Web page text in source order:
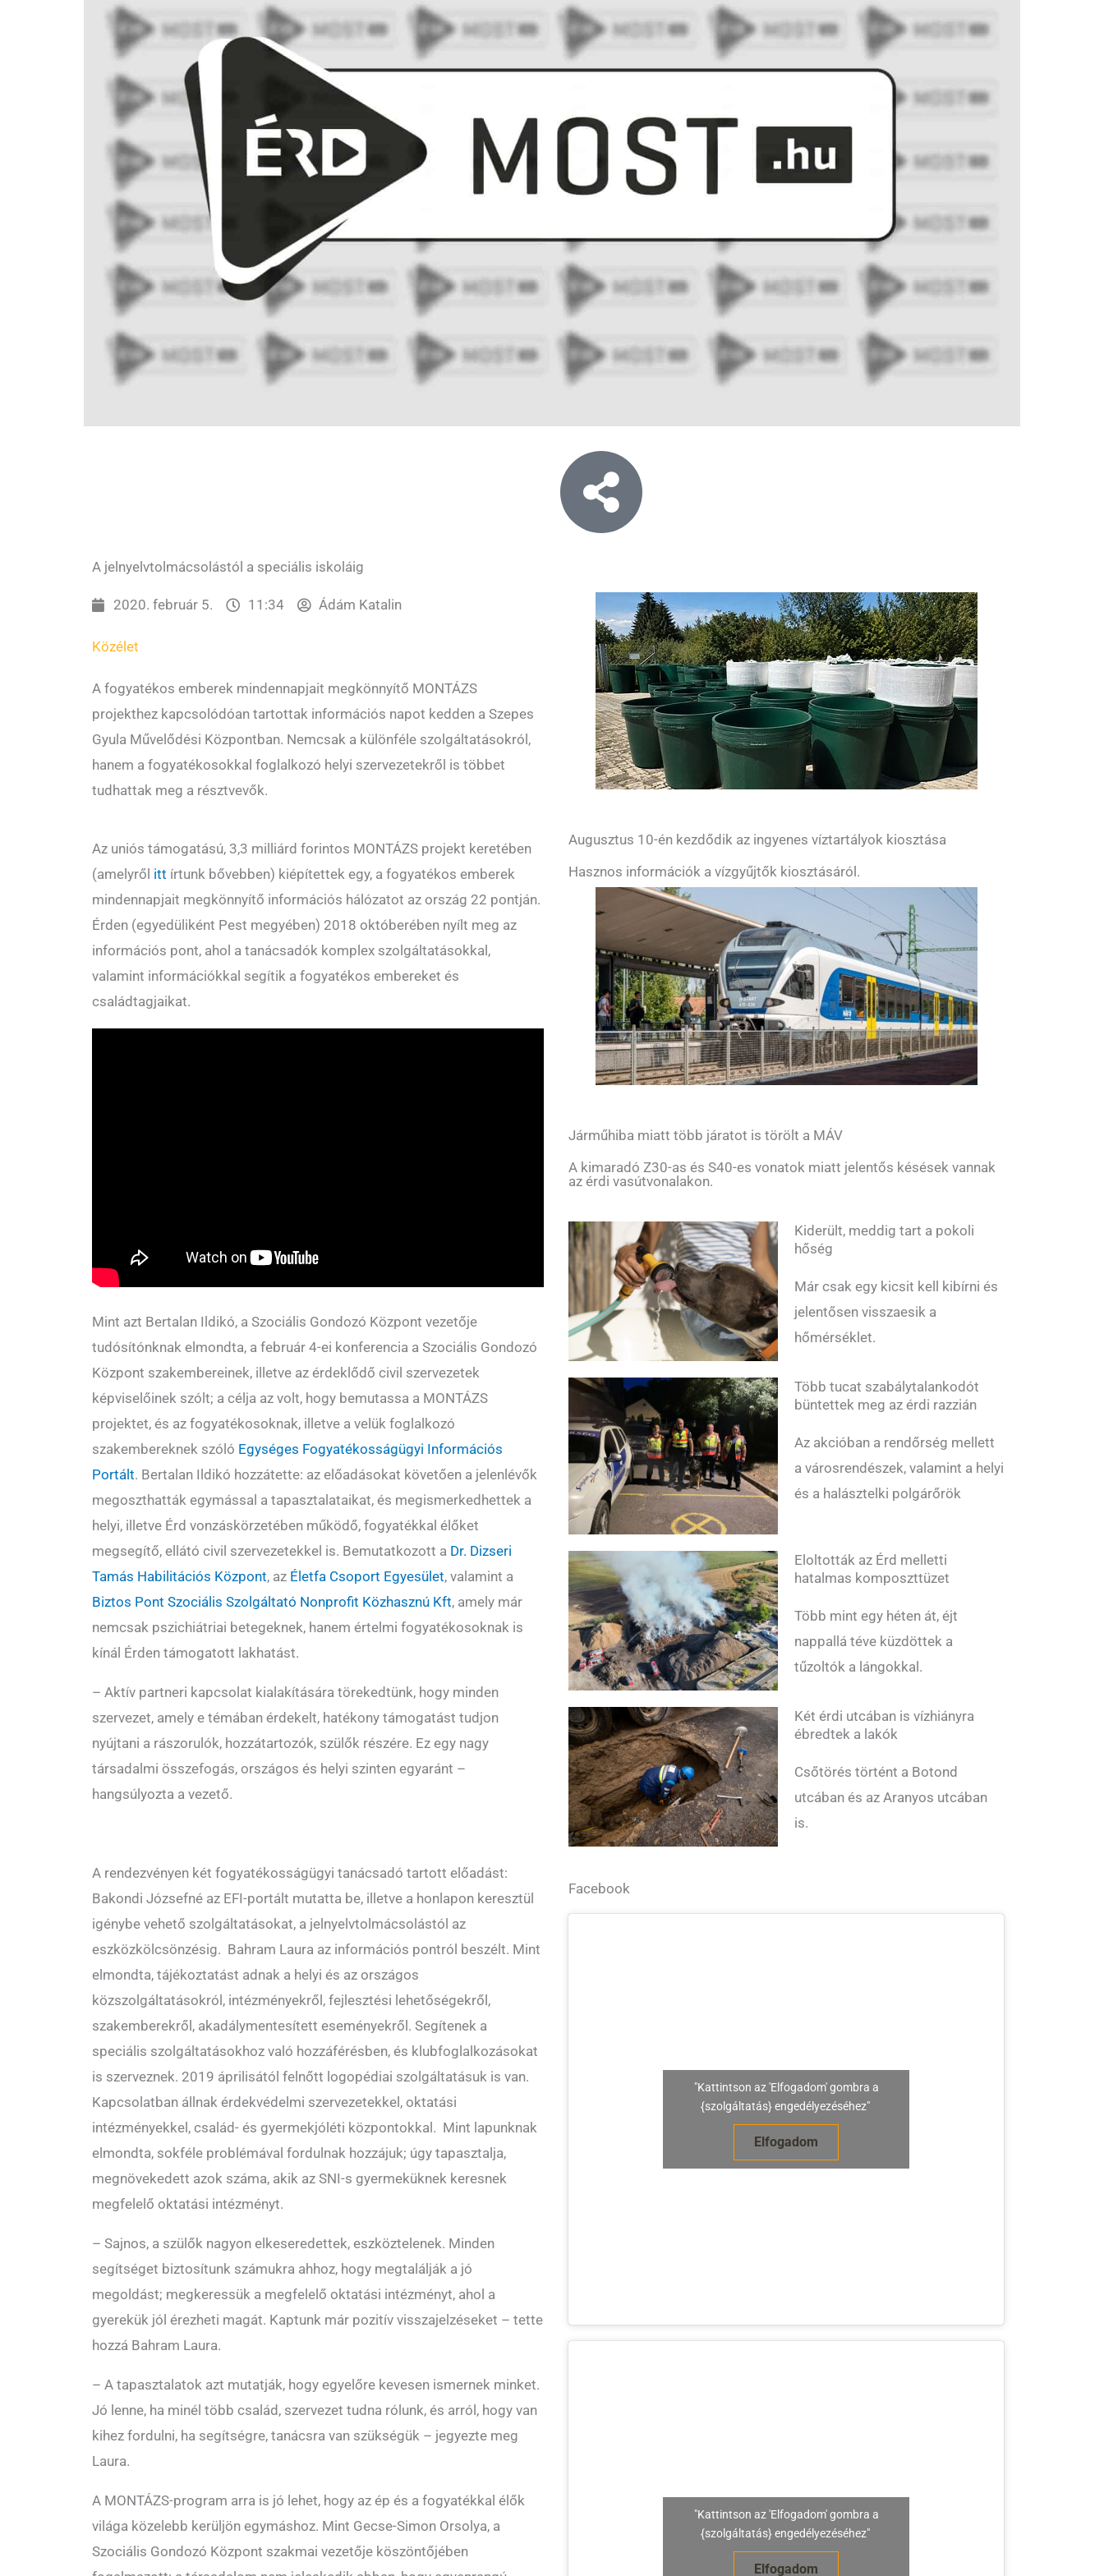
A jelnyelvtolmácsolástól a speciális iskoláig
2020. február 5. 11:34 Ádám Katalin
Közélet
A fogyatékos emberek mindennapjait megkönnyítő MONTÁZS
projekthez kapcsolódóan tartottak információs napot kedden a Szepes
Gyula Művelődési Központban. Nemcsak a különféle szolgáltatásokról,
hanem a fogyatékosokkal foglalkozó helyi szervezetekről is többet
tudhattak meg a résztvevők.
Az uniós támogatású, 3,3 milliárd forintos MONTÁZS projekt keretében
(amelyről itt írtunk bővebben) kiépítettek egy, a fogyatékos emberek
mindennapjait megkönnyítő információs hálózatot az ország 22 pontján.
Érden (egyedüliként Pest megyében) 2018 októberében nyílt meg az
információs pont, ahol a tanácsadók komplex szolgáltatásokkal,
valamint információkkal segítik a fogyatékos embereket és
családtagjaikat.
Mint azt Bertalan Ildikó, a Szociális Gondozó Központ vezetője
tudósítónknak elmondta, a február 4-ei konferencia a Szociális Gondozó
Központ szakembereinek, illetve az érdeklődő civil szervezetek
képviselőinek szólt; a célja az volt, hogy bemutassa a MONTÁZS
projektet, és az fogyatékosoknak, illetve a velük foglalkozó
szakembereknek szóló Egységes Fogyatékosságügyi Információs
Portált. Bertalan Ildikó hozzátette: az előadásokat követően a jelenlévők
megoszthatták egymással a tapasztalataikat, és megismerkedhettek a
helyi, illetve Érd vonzáskörzetében működő, fogyatékkal élőket
megsegítő, ellátó civil szervezetekkel is. Bemutatkozott a Dr. Dizseri
Tamás Habilitációs Központ, az Életfa Csoport Egyesület, valamint a
Biztos Pont Szociális Szolgáltató Nonprofit Közhasznú Kft, amely már
nemcsak pszichiátriai betegeknek, hanem értelmi fogyatékosoknak is
kínál Érden támogatott lakhatást.
– Aktív partneri kapcsolat kialakítására törekedtünk, hogy minden
szervezet, amely e témában érdekelt, hatékony támogatást tudjon
nyújtani a rászorulók, hozzátartozók, szülők részére. Ez egy nagy
társadalmi összefogás, országos és helyi szinten egyaránt –
hangsúlyozta a vezető.
A rendezvényen két fogyatékosságügyi tanácsadó tartott előadást:
Bakondi Józsefné az EFI-portált mutatta be, illetve a honlapon keresztül
igénybe vehető szolgáltatásokat, a jelnyelvtolmácsolástól az
eszközkölcsönzésig. Bahram Laura az információs pontról beszélt. Mint
elmondta, tájékoztatást adnak a helyi és az országos
közszolgáltatásokról, intézményekről, fejlesztési lehetőségekről,
szakemberekről, akadálymentesített eseményekről. Segítenek a
speciális szolgáltatásokhoz való hozzáférésben, és klubfoglalkozásokat
is szerveznek. 2019 áprilisától felnőtt logopédiai szolgáltatásuk is van.
Kapcsolatban állnak érdekvédelmi szervezetekkel, oktatási
intézményekkel, család- és gyermekjóléti központokkal. Mint lapunknak
elmondta, sokféle problémával fordulnak hozzájuk; úgy tapasztalja,
megnövekedett azok száma, akik az SNI-s gyermeküknek keresnek
megfelelő oktatási intézményt.
– Sajnos, a szülők nagyon elkeseredettek, eszköztelenek. Minden
segítséget biztosítunk számukra ahhoz, hogy megtalálják a jó
megoldást; megkeressük a megfelelő oktatási intézményt, ahol a
gyerekük jól érezheti magát. Kaptunk már pozitív visszajelzéseket – tette
hozzá Bahram Laura.
– A tapasztalatok azt mutatják, hogy egyelőre kevesen ismernek minket.
Jó lenne, ha minél több család, szervezet tudna rólunk, és arról, hogy van
kihez fordulni, ha segítségre, tanácsra van szükségük – jegyezte meg
Laura.
A MONTÁZS-program arra is jó lehet, hogy az ép és a fogyatékkal élők
világa közelebb kerüljön egymáshoz. Mint Gecse-Simon Orsolya, a
Szociális Gondozó Központ szakmai vezetője köszöntőjében
Augusztus 10-én kezdődik az ingyenes víztartályok kiosztása
Hasznos információk a vízgyűjtők kiosztásáról.
Járműhiba miatt több járatot is törölt a MÁV
A kimaradó Z30-as és S40-es vonatok miatt jelentős késések vannak
az érdi vasútvonalakon.
Kiderült, meddig tart a pokoli
hőség
Már csak egy kicsit kell kibírni és
jelentősen visszaesik a
hőmérséklet.
Több tucat szabálytalankodót
büntettek meg az érdi razzián
Az akcióban a rendőrség mellett
a városrendészek, valamint a helyi
és a halásztelki polgárőrök
Eloltották az Érd melletti
hatalmas komposzttüzet
Több mint egy héten át, éjt
nappallá téve küzdöttek a
tűzoltók a lángokkal.
Két érdi utcában is vízhiányra
ébredtek a lakók
Csőtörés történt a Botond
utcában és az Aranyos utcában
is.
Facebook
"Kattintson az 'Elfogadom' gombra a
{szolgáltatás} engedélyezéséhez"
Elfogadom
"Kattintson az 'Elfogadom' gombra a
{szolgáltatás} engedélyezéséhez"
Elfogadom